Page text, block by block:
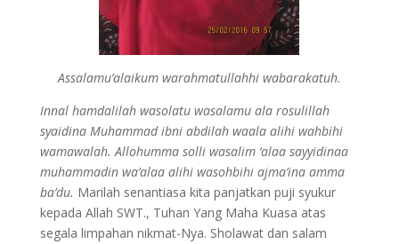
Assalamu’alaikum warahmatullahhi wabarakatuh.
Innal hamdalilah wasolatu wasalamu ala rosulillah
syaidina Muhammad ibni abdilah waala alihi wahbihi
wamawalah. Allohumma solli wasalim ‘alaa sayyidinaa
muhammadin wa’alaa alihi wasohbihi ajma’ina amma
ba’du. Marilah senantiasa kita panjatkan puji syukur
kepada Allah SWT., Tuhan Yang Maha Kuasa atas
segala limpahan nikmat-Nya. Sholawat dan salam